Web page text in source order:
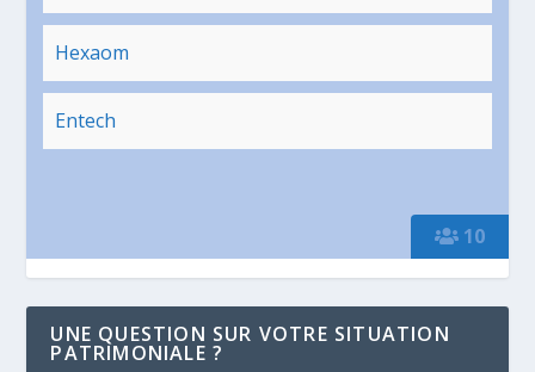
10
Hexaom
Entech
UNE QUESTION SUR VOTRE SITUATION
PATRIMONIALE ?